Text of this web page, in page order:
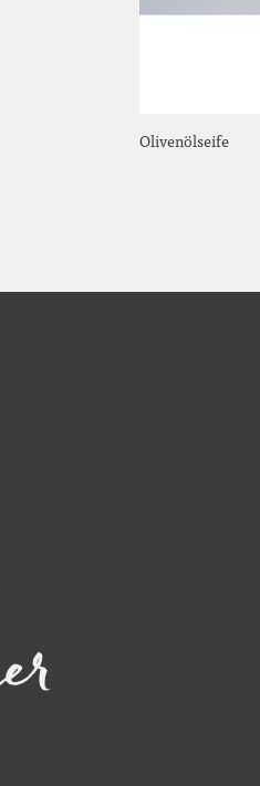
Olivenölseife